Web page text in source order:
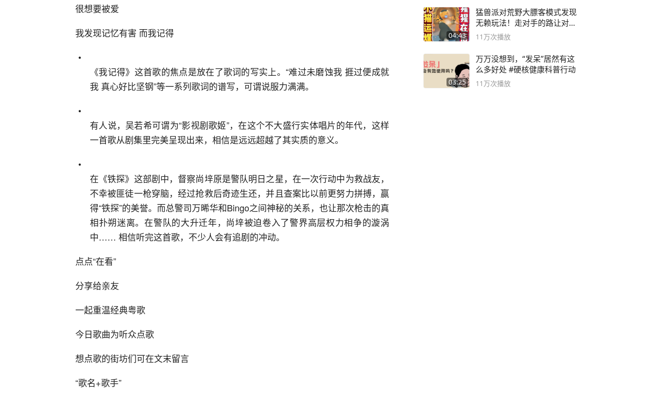
很想要被爱
我发现记忆有害 而我记得
《我记得》这首歌的焦点是放在了歌词的写实上。“难过未磨蚀我 捱过便成就
我 真心好比坚钢”等一系列歌词的谱写，可谓说服力满满。
有人说，吴若希可谓为“影视剧歌姬”，在这个不大盛行实体唱片的年代，这样
一首歌从剧集里完美呈现出来，相信是远远超越了其实质的意义。
在《铁探》这部剧中，督察尚垶原是警队明日之星，在一次行动中为救战友，
不幸被匪徒一枪穿脑，经过抢救后奇迹生还，并且查案比以前更努力拼搏，赢
得“铁探”的美誉。而总警司万晞华和Bingo之间神秘的关系，也让那次枪击的真
相扑朔迷离。在警队的大升迁年，尚垶被迫卷入了警界高层权力相争的漩涡
中…… 相信听完这首歌，不少人会有追剧的冲动。
点点“在看”
分享给亲友
一起重温经典粤歌
今日歌曲为听众点歌
想点歌的街坊们可在文末留言
“歌名+歌手”
04:43
猛兽派对荒野大膘客模式发现
无赖玩法！走对手的路让对手
无路可走
11万次播放
03:25
万万没想到，“发呆”居然有这
么多好处 #硬核健康科普行动
11万次播放